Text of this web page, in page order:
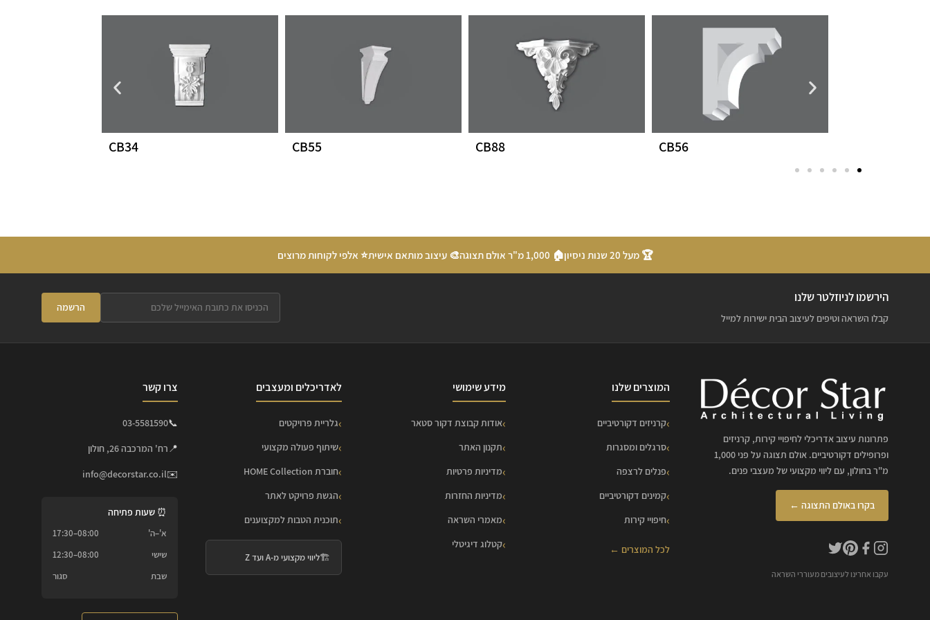
CB56
CB88
CB55
CB34
🏆 מעל 20 שנות ניסיון 🏠 1,000 מ"ר אולם תצוגה 🎨 עיצוב מותאם אישית⭐ אלפי לקוחות מרוצים
הירשמו לניוזלטר שלנו
קבלו השראה וטיפים לעיצוב הבית ישירות למייל
הרשמה
פתרונות עיצוב אדריכלי לחיפויי קירות, קרניזים
ופרופילים דקורטיביים. אולם תצוגה על פני 1,000
מ"ר בחולון, עם ליווי מקצועי של מעצבי פנים.
בקרו באולם התצוגה ←
עקבו אחרינו לעיצובים מעוררי השראה
המוצרים שלנו
קרניזים דקורטיביים
סרגלים ומסגרות
פנלים לרצפה
קמינים דקורטיביים
חיפויי קירות
לכל המוצרים ←
מידע שימושי
אודות קבוצת דקור סטאר
תקנון האתר
מדיניות פרטיות
מדיניות החזרות
מאמרי השראה
קטלוג דיגיטלי
לאדריכלים ומעצבים
גלריית פרויקטים
שיתוף פעולה מקצועי
חוברת HOME Collection
הגשת פרויקט לאתר
תוכנית הטבות למקצוענים
🏗️ליווי מקצועי מ-A ועד Z
צרו קשר
📞
03-5581590
📍 רח' המרכבה 26, חולון
✉️
info@decorstar.co.il
⏰ שעות פתיחה
א'–ה'
08:00–17:30
שישי
08:00–12:30
שבת
סגור